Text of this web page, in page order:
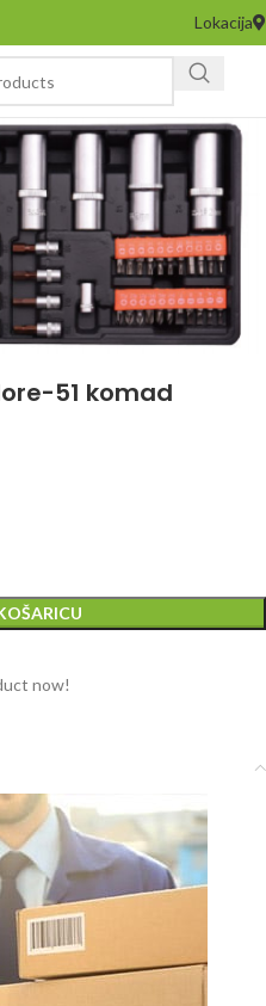
Lokacija
51 komad
now!